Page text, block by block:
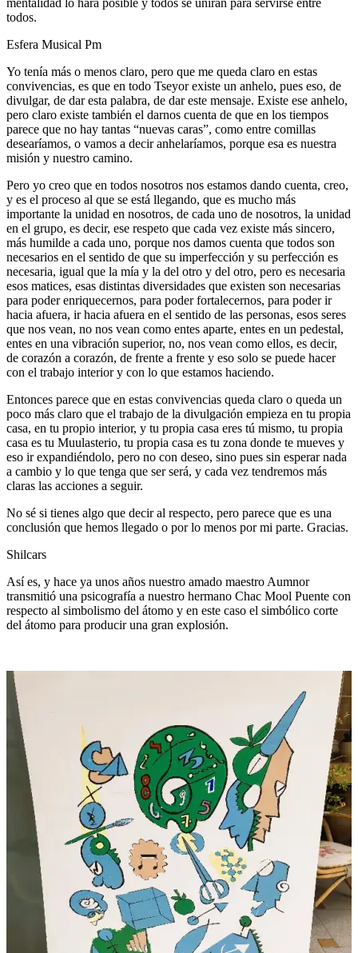
todos.
Esfera Musical Pm
Yo tenía más o menos claro, pero que me queda claro en estas
convivencias, es que en todo Tseyor existe un anhelo, pues eso, de
divulgar, de dar esta palabra, de dar este mensaje. Existe ese anhelo,
pero claro existe también el darnos cuenta de que en los tiempos
parece que no hay tantas “nuevas caras”, como entre comillas
desearíamos, o vamos a decir anhelaríamos, porque esa es nuestra
misión y nuestro camino.
Pero yo creo que en todos nosotros nos estamos dando cuenta, creo,
y es el proceso al que se está llegando, que es mucho más
importante la unidad en nosotros, de cada uno de nosotros, la unidad
en el grupo, es decir, ese respeto que cada vez existe más sincero,
más humilde a cada uno, porque nos damos cuenta que todos son
necesarios en el sentido de que su imperfección y su perfección es
necesaria, igual que la mía y la del otro y del otro, pero es necesaria
esos matices, esas distintas diversidades que existen son necesarias
para poder enriquecernos, para poder fortalecernos, para poder ir
hacia afuera, ir hacia afuera en el sentido de las personas, esos seres
que nos vean, no nos vean como entes aparte, entes en un pedestal,
entes en una vibración superior, no, nos vean como ellos, es decir,
de corazón a corazón, de frente a frente y eso solo se puede hacer
con el trabajo interior y con lo que estamos haciendo.
Entonces parece que en estas convivencias queda claro o queda un
poco más claro que el trabajo de la divulgación empieza en tu propia
casa, en tu propio interior, y tu propia casa eres tú mismo, tu propia
casa es tu Muulasterio, tu propia casa es tu zona donde te mueves y
eso ir expandiéndolo, pero no con deseo, sino pues sin esperar nada
a cambio y lo que tenga que ser será, y cada vez tendremos más
claras las acciones a seguir.
No sé si tienes algo que decir al respecto, pero parece que es una
conclusión que hemos llegado o por lo menos por mi parte. Gracias.
Shilcars
Así es, y hace ya unos años nuestro amado maestro Aumnor
transmitió una psicografía a nuestro hermano Chac Mool Puente con
respecto al simbolismo del átomo y en este caso el simbólico corte
del átomo para producir una gran explosión.